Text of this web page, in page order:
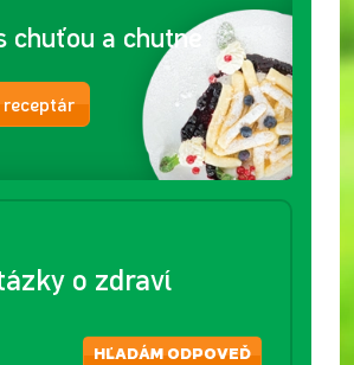
chuťou a chutne
o zdraví
HĽADÁM ODPOVEĎ